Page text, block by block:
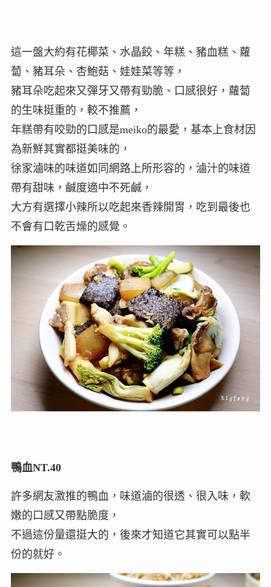
這一盤大約有花椰菜、水晶餃、年糕、豬血糕、蘿
蔔、豬耳朵、杏鮑菇、娃娃菜等等，
豬耳朵吃起來又彈牙又帶有勁脆、口感很好，蘿蔔
的生味挺重的，較不推薦，
年糕帶有咬勁的口感是meiko的最愛，基本上食材因
為新鮮其實都挺美味的，
徐家滷味的味道如同網路上所形容的，滷汁的味道
帶有甜味，鹹度適中不死鹹，
大方有選擇小辣所以吃起來香辣開胃，吃到最後也
不會有口乾舌燥的感覺。
鴨血NT.40
許多網友激推的鴨血，味道滷的很透、很入味，軟
嫩的口感又帶點脆度，
不過這份量還挺大的，後來才知道它其實可以點半
份的就好。